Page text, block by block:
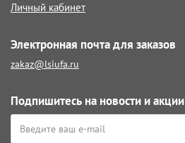
Личный кабинет
Электронная почта для заказов
zakaz@lsiufa.ru
Подпишитесь на новости и акции